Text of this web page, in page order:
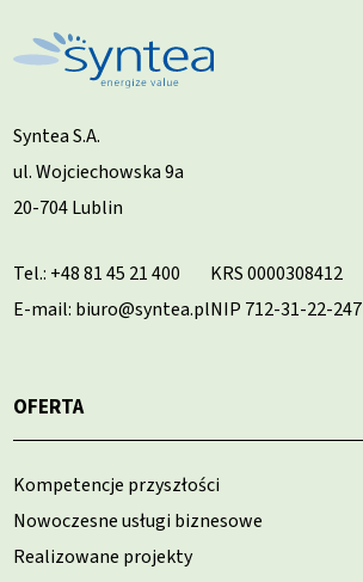
Syntea S.A.
ul. Wojciechowska 9a
20-704 Lublin
Tel.: +48 81 45 21 400
E-mail: biuro@syntea.pl
KRS 0000308412
NIP 712-31-22-247
OFERTA
Kompetencje przyszłości
Nowoczesne usługi biznesowe
Realizowane projekty